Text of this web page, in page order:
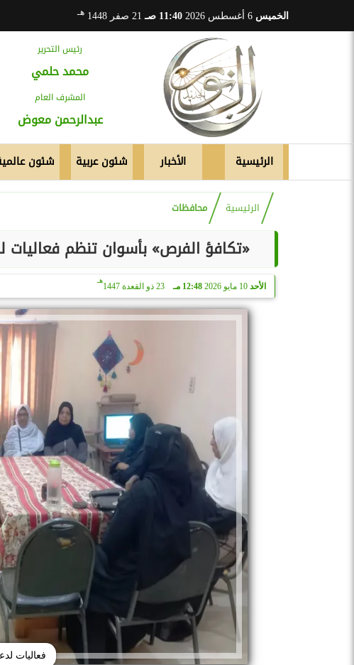
الخميس 11:40 صـ 21 صفر 1448 هـ
رئيس التحرير
محمد حلمي
المشرف العام
عبدالرحمن معوض
الرئيسية الأخبار شئون عربية شئون
الرئيسية محافظات
«تكافؤ الفرص» بأسوان تنظم
الأحد 10 مايو 2026 12:48 مـ 23 ذو القعدة 1447
هـ
فعاليات